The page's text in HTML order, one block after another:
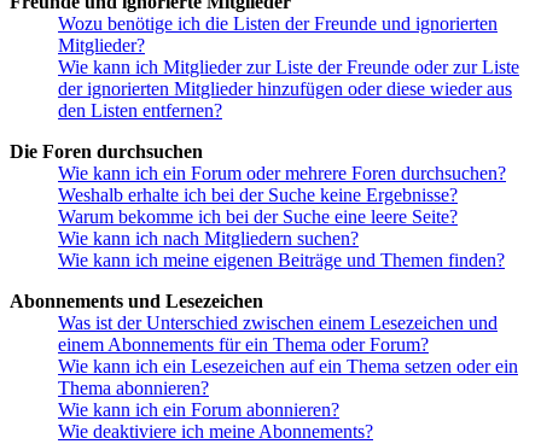
Wozu benötige ich die Listen der Freunde und ignorierten
Mitglieder?
Wie kann ich Mitglieder zur Liste der Freunde oder zur Liste
der ignorierten Mitglieder hinzufügen oder diese wieder aus
den Listen entfernen?
Die Foren durchsuchen
Wie kann ich ein Forum oder mehrere Foren durchsuchen?
Weshalb erhalte ich bei der Suche keine Ergebnisse?
Warum bekomme ich bei der Suche eine leere Seite?
Wie kann ich nach Mitgliedern suchen?
Wie kann ich meine eigenen Beiträge und Themen finden?
Abonnements und Lesezeichen
Was ist der Unterschied zwischen einem Lesezeichen und
einem Abonnements für ein Thema oder Forum?
Wie kann ich ein Lesezeichen auf ein Thema setzen oder ein
Thema abonnieren?
Wie kann ich ein Forum abonnieren?
Wie deaktiviere ich meine Abonnements?